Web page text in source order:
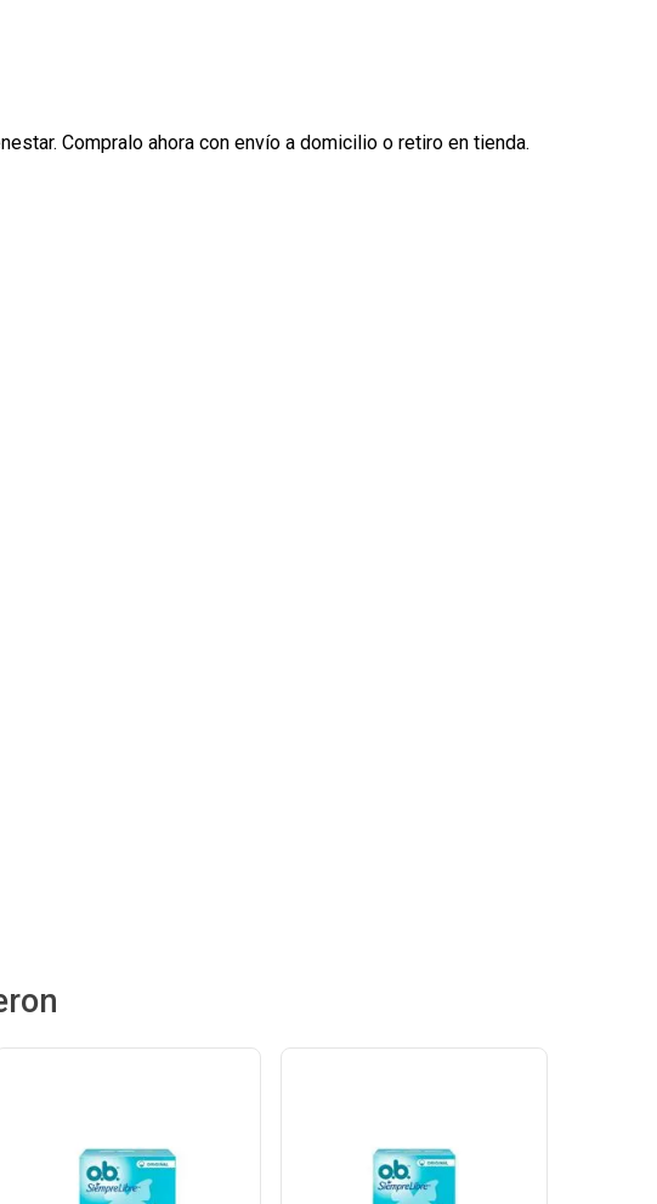
Compralo ahora con envío a domicilio o retiro en tienda.
Ver
Producto
Ver
Producto